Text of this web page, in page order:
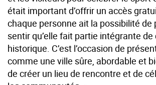
était important d’offrir un accès
chaque personne ait la possibilité de
sentir qu’elle fait partie intégrante
historique. C’est l’occasion de
comme une ville sûre, abordable et
de créer un lieu de rencontre et de